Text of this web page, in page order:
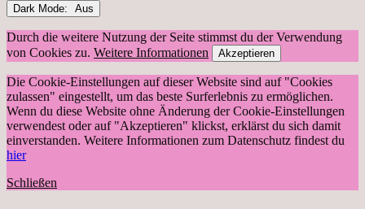
Dark Mode:
Durch die weitere Nutzung der Seite stimmst du der Verwendung
von Cookies zu. Weitere Informationen Akzeptieren
Die Cookie-Einstellungen auf dieser Website sind auf "Cookies
zulassen" eingestellt, um das beste Surferlebnis zu ermöglichen.
Wenn du diese Website ohne Änderung der Cookie-Einstellungen
verwendest oder auf "Akzeptieren" klickst, erklärst du sich damit
einverstanden. Weitere Informationen zum Datenschutz findest du
hier
Schließen